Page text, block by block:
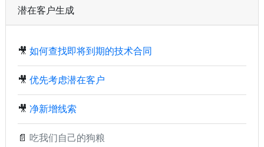
潜在客户生成
🎥 如何查找即将到期的技术合同
🎥 优先考虑潜在客户
🎥 净新增线索
📄 吃我们自己的狗粮